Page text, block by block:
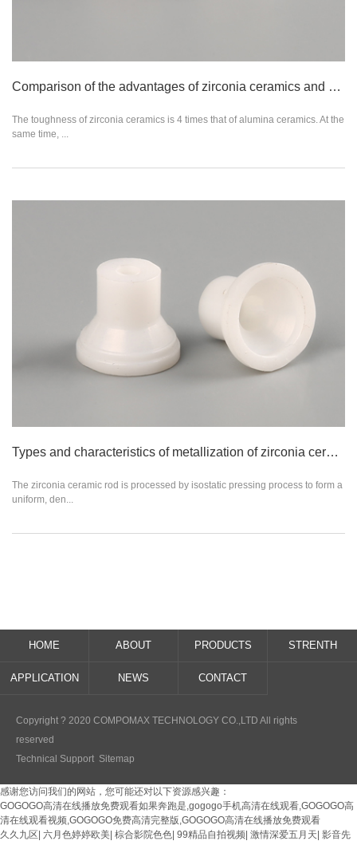
Comparison of the advantages of zirconia ceramics and alumina ceramics
The toughness of zirconia ceramics is 4 times that of alumina ceramics. At the
same time, ...
Types and characteristics of metallization of zirconia ceramic rods
The zirconia ceramic rod is processed by isostatic pressing process to form a
uniform, den...
HOME ABOUT PRODUCTS STRENTH
APPLICATION NEWS CONTACT
Copyright ? 2020 COMPOMAX TECHNOLOGY CO.,LTD All rights
reserved
Technical Support Sitemap
感谢您访问我们的网站，您可能还对以下资源感兴趣：
GOGOGO高清在线播放免费观看如果奔跑是,gogogo手机高清在线观看,GOGOGO高
清在线观看视频,GOGOGO免费高清完整版,GOGOGO高清在线播放免费观看
久久九区| 六月色婷婷欧美| 棕合影院色色| 99精品自拍视频| 激情深爱五月天| 影音先